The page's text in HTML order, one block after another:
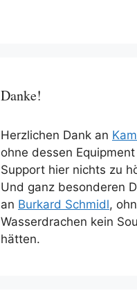
Danke!
Herzlichen Dank an
ohne dessen
Support hier nichts zu
Und ganz besonderen
an Burkard Schmidl,
Wasserdrachen kein
hätten.